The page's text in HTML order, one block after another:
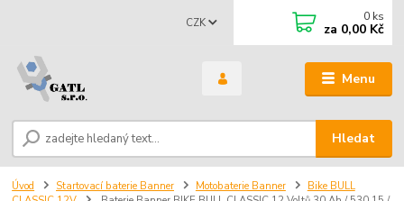
Menu
CZK
Hledat
0 ks
za 0,00 Kč
Úvod Startovací baterie Banner Motobaterie Banner
Bike BULL